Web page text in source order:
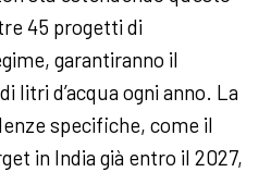
45 progetti di
garantiranno il
litri d’acqua ogni anno. La
specifiche, come il
in India già entro il 2027,